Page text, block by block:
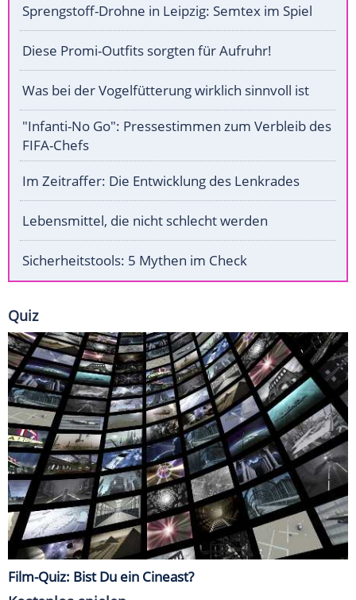
Sprengstoff-Drohne in Leipzig: Semtex im Spiel
Diese Promi-Outfits sorgten für Aufruhr!
Was bei der Vogelfütterung wirklich sinnvoll ist
"Infanti-No Go": Pressestimmen zum Verbleib des
FIFA-Chefs
Im Zeitraffer: Die Entwicklung des Lenkrades
Lebensmittel, die nicht schlecht werden
Sicherheitstools: 5 Mythen im Check
Quiz
Film-Quiz: Bist Du ein Cineast?